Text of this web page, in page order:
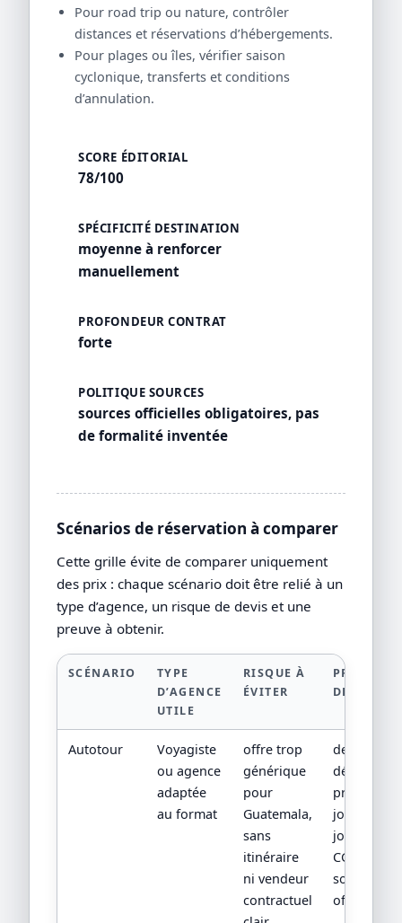
Pour road trip ou nature, contrôler
distances et réservations d’hébergements.
Pour plages ou îles, vérifier saison
cyclonique, transferts et conditions
d’annulation.
SCORE ÉDITORIAL
78/100
SPÉCIFICITÉ DESTINATION
moyenne à renforcer
manuellement
PROFONDEUR CONTRAT
forte
POLITIQUE SOURCES
sources officielles obligatoires, pas
de formalité inventée
Scénarios de réservation à comparer
Cette grille évite de comparer uniquement
des prix : chaque scénario doit être relié à un
type d’agence, un risque de devis et une
preuve à obtenir.
SCÉNARIO
TYPE
D’AGENCE
UTILE
RISQUE À
ÉVITER
PREUVE À
Autotour
Voyagiste
ou agence
adaptée
au format
offre trop
générique
pour
Guatemala,
sans
itinéraire
ni vendeur
contractuel
devis
détaillé,
jour par
jour,
CGV/CPV et
sources
officielles